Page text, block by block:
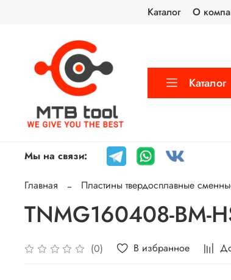
Каталог О
Каталог
Мы на связи:
Главная Пластины твердосплавные
TNMG160408-BM-
(0) В избранное